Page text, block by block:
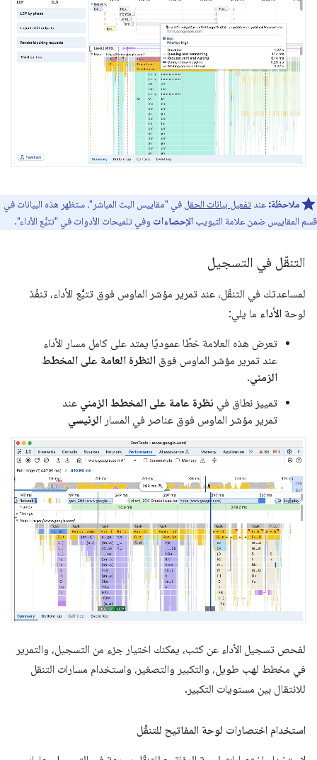
ملاحظة: عند تفعيل بيانات الحقل في "مقاييس البث المباشر"، ستظهر هذه البيانات في
قسم المقاييس ضمن علامة التبويب الإحصاءات وفي تلميحات الأدوات في "تتبُّع الأداء".
التنقّل في التسجيل
لمساعدتك في التنقّل، عند تمرير مؤشر الماوس فوق تتبُّع الأداء، تنفّذ
لوحة الأداء ما يلي:
تعرض هذه العلامة خطًا عموديًا يمتد على كامل مسار الأداء
عند تمرير مؤشر الماوس فوق النظرة العامة على المخطط
الزمني.
تمييز نطاق في نظرة عامة على المخطط الزمني عند
تمرير مؤشر الماوس فوق عناصر في المسار الرئيسي
لفحص تسجيل الأداء عن كثب، يمكنك اختيار جزء من التسجيل، والتمرير
في مخطط لهب طويل، والتكبير والتصغير، واستخدام مسارات التنقل
للانتقال بين مستويات التكبير.
استخدام اختصارات لوحة المفاتيح للتنقّل